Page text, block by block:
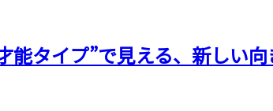
能タイプ”で見える、新しい